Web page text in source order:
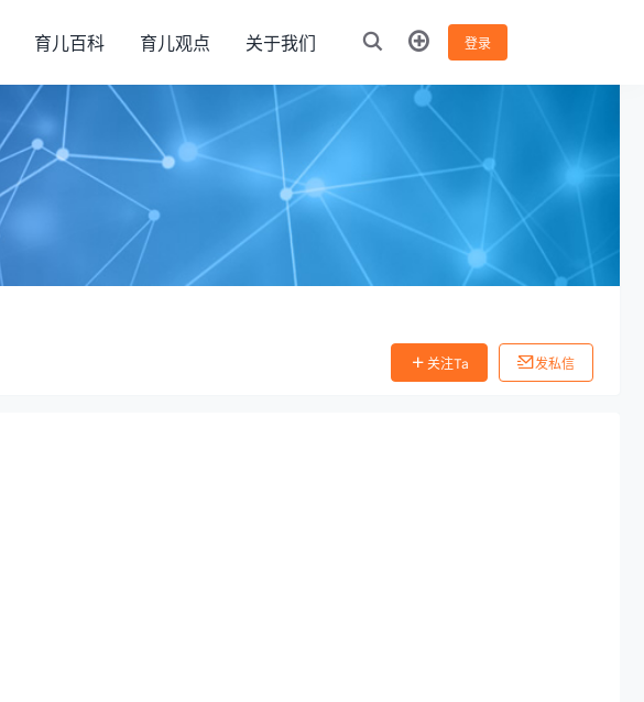
育儿百科 育儿观点 关于我们 登录
关注Ta 发私信